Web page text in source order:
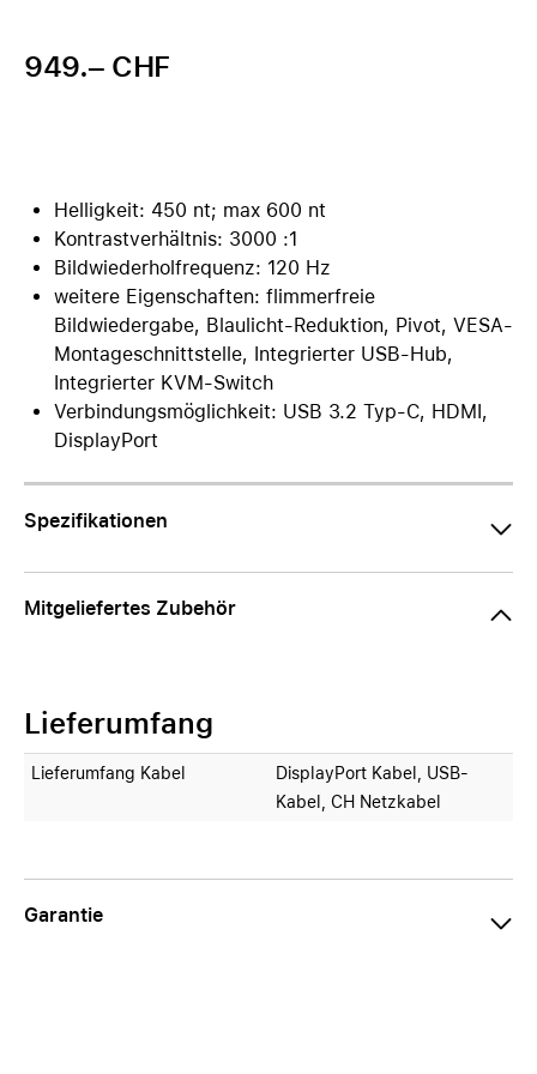
949.– CHF
Helligkeit: 450 nt; max 600 nt
Kontrastverhältnis: 3000 :1
Bildwiederholfrequenz: 120 Hz
weitere Eigenschaften: flimmerfreie
Bildwiedergabe, Blaulicht-Reduktion, Pivot, VESA-
Montageschnittstelle, Integrierter USB-Hub,
Integrierter KVM-Switch
Verbindungsmöglichkeit: USB 3.2 Typ-C, HDMI,
DisplayPort
Spezifikationen
Mitgeliefertes Zubehör
Lieferumfang
Lieferumfang Kabel
DisplayPort Kabel, USB-
Kabel, CH Netzkabel
Garantie